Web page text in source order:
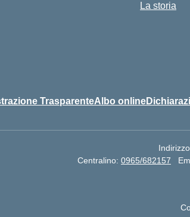
La storia
TrasparenteAlbo online
Centralino: 0965/682157